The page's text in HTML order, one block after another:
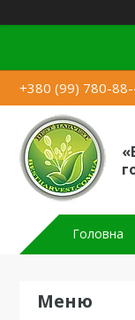
+380 (99) 780-
Головна